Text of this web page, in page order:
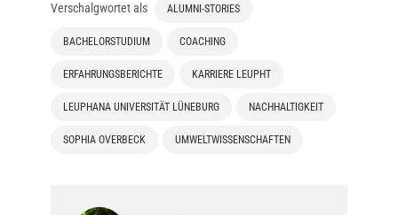
Verschalgwortet als ALUMNI-STORIES
BACHELORSTUDIUM COACHING
ERFAHRUNGSBERICHTE KARRIERE LEUPHT
LEUPHANA UNIVERSITÄT LÜNEBURG NACHHALTIGKEIT
SOPHIA OVERBECK UMWELTWISSENSCHAFTEN